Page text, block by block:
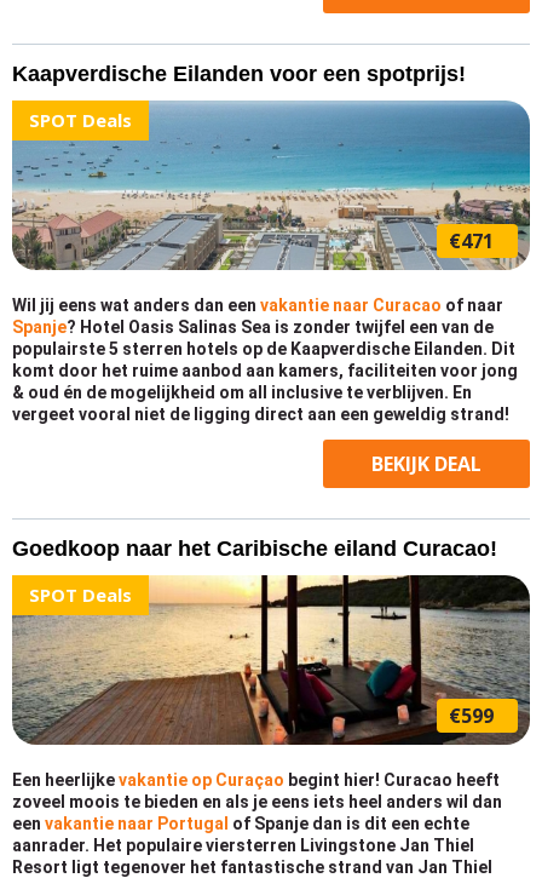
Kaapverdische Eilanden voor een spotprijs!
SPOT Deals
€471
Wil jij eens wat anders dan een vakantie naar Curacao of naar
Spanje? Hotel Oasis Salinas Sea is zonder twijfel een van de
populairste 5 sterren hotels op de Kaapverdische Eilanden. Dit
komt door het ruime aanbod aan kamers, faciliteiten voor jong
& oud én de mogelijkheid om all inclusive te verblijven. En
vergeet vooral niet de ligging direct aan een geweldig strand!
BEKIJK DEAL
Goedkoop naar het Caribische eiland Curacao!
SPOT Deals
€599
Een heerlijkevakantie op Curaçao begint hier! Curacao heeft
zoveel moois te bieden en als je eens iets heel anders wil dan
een vakantie naar Portugal of Spanje dan is dit een echte
aanrader. Het populaire viersterren Livingstone Jan Thiel
Resort ligt tegenover het fantastische strand van Jan Thiel